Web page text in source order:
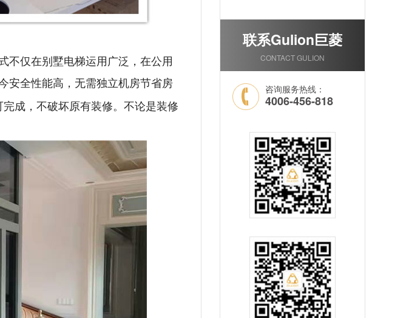
不仅在别墅电梯运用广泛，在公用
安全性能高，无需独立机房节省房
完成，不破坏原有装修。不论是装修
联系Gulion巨菱
CONTACT GULION
咨询服务热线：
4006-456-818